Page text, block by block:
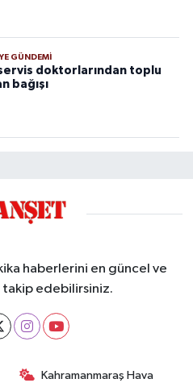
GÜNDEMI
doktorlarından toplu
bağışı
haberlerini en güncel ve
takip edebilirsiniz.
Kahramanmaraş Hava